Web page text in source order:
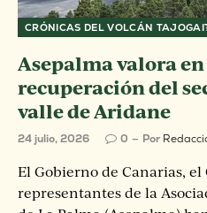
CRÓNICAS DEL VOLCÁN
Asepalma valora
recuperación del
valle de Aridane
24 julio, 2026 0 Por
El Gobierno de Canarias,
representantes de la